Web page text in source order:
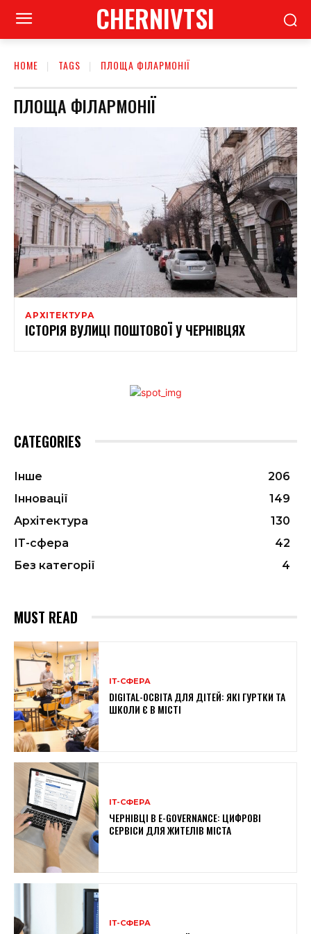
CHERNIVTSI
HOME TAGS ПЛОЩА ФІЛАРМОНІЇ
ПЛОЩА ФІЛАРМОНІЇ
АРХІТЕКТУРА
ІСТОРІЯ ВУЛИЦІ ПОШТОВОЇ У ЧЕРНІВЦЯХ
CATEGORIES
Інше
206
Інновації
149
Архітектура
130
ІТ-сфера
42
Без категорії
4
MUST READ
ІТ-СФЕРА
DIGITAL-ОСВІТА ДЛЯ ДІТЕЙ: ЯКІ ГУРТКИ ТА
ШКОЛИ Є В МІСТІ
ІТ-СФЕРА
ЧЕРНІВЦІ В E-GOVERNANCE: ЦИФРОВІ
СЕРВІСИ ДЛЯ ЖИТЕЛІВ МІСТА
ІТ-СФЕРА